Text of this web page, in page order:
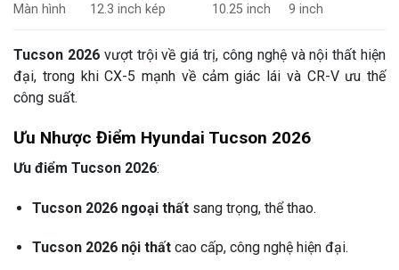
Màn hình 12.3 inch kép 10.25 inch 9 inch
Tucson 2026vượt trội về giá trị, công nghệ và nội thất hiện
đại, trong khi CX-5 mạnh về cảm giác lái và CR-V ưu thế
công suất.
Ưu Nhược Điểm Hyundai Tucson 2026
Ưu điểm Tucson 2026:
Tucson 2026 ngoại thấtsang trọng, thể thao.
Tucson 2026 nội thấtcao cấp, công nghệ hiện đại.